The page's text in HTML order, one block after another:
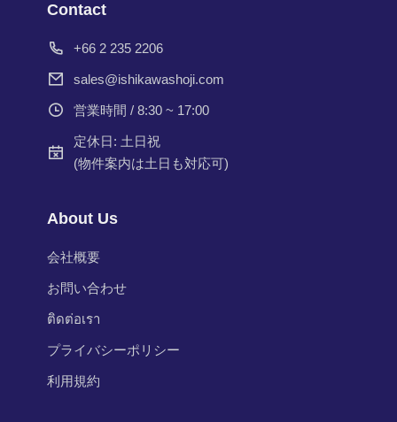
Contact
+66 2 235 2206
sales@ishikawashoji.com
営業時間 / 8:30 ~ 17:00
定休日: 土日祝
(物件案内は土日も対応可)
About Us
会社概要
お問い合わせ
ติดต่อเรา
プライバシーポリシー
利用規約